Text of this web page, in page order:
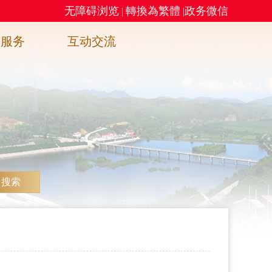
无障碍浏览 | 轉換為繁體 |政务微信
务 互动交流
搜索